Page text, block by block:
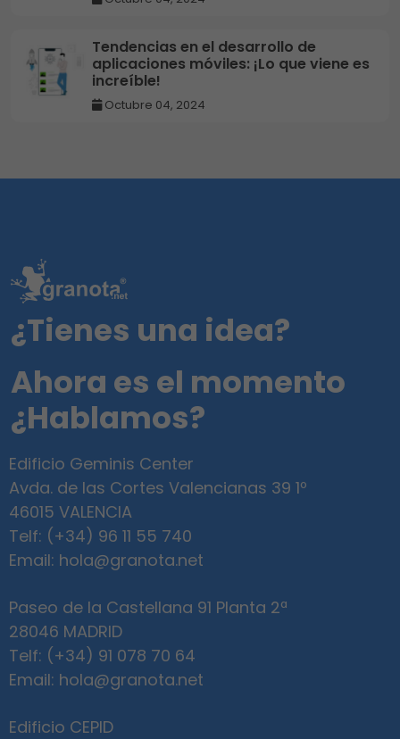
Tendencias en el desarrollo de
aplicaciones móviles: ¡Lo que viene es
increíble!
Octubre 04, 2024
¿Tienes una idea?
Ahora es el momento
¿Hablamos?
Edificio Geminis Center
Avda. de las Cortes Valencianas 39 1º
46015 VALENCIA
Telf: (+34) 96 11 55 740
Email: hola@granota.net
Paseo de la Castellana 91 Planta 2ª
28046 MADRID
Telf: (+34) 91 078 70 64
Email: hola@granota.net
Edificio CEPID